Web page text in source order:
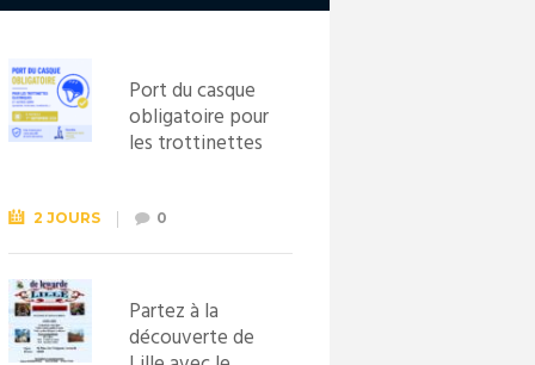
Port du casque
obligatoire pour
les trottinettes
septembre
2026
2 JOURS 0
Partez à la
découverte de